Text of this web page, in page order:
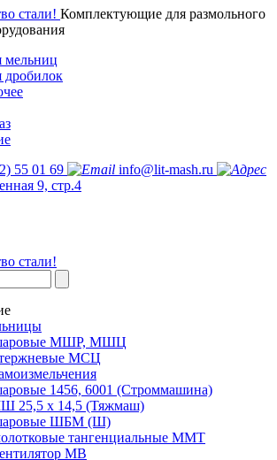
Комплектующие для размольного
мельниц
дробилок
55 01 69
info@lit-mash.ru
9, стр.4
МШР, МШЦ
МСЦ
1456, 6001 (Строммашина)
25,5 х 14,5 (Тяжмаш)
ШБМ (Ш)
тангенциальные ММТ
МВ